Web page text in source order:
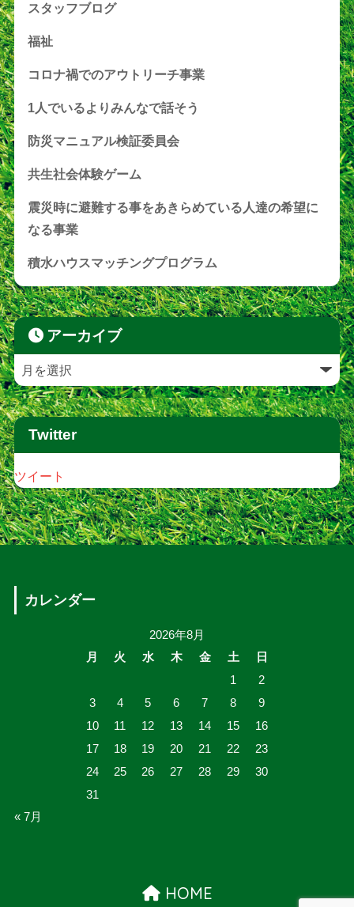
スタッフブログ
福祉
コロナ禍でのアウトリーチ事業
1人でいるよりみんなで話そう
防災マニュアル検証委員会
共生社会体験ゲーム
震災時に避難する事をあきらめている人達の希望に
なる事業
積水ハウスマッチングプログラム
アーカイブ
Twitter
ツイート
カレンダー
2026年8月
月
火 水 木 金 土
日
1
2
3
4 5 6 7 8
9
10
11 12 13 14 15
16
17
18 19 20 21 22
23
24
25 26 27 28 29
30
31
« 7月
HOME